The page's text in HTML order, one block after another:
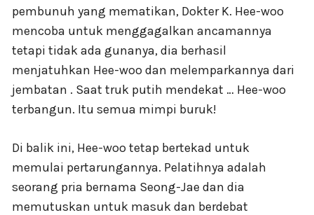
pembunuh yang mematikan, Dokter K. Hee-woo
mencoba untuk menggagalkan ancamannya
tetapi tidak ada gunanya, dia berhasil
menjatuhkan Hee-woo dan melemparkannya dari
jembatan . Saat truk putih mendekat … Hee-woo
terbangun. Itu semua mimpi buruk!
Di balik ini, Hee-woo tetap bertekad untuk
memulai pertarungannya. Pelatihnya adalah
seorang pria bernama Seong-Jae dan dia
memutuskan untuk masuk dan berdebat